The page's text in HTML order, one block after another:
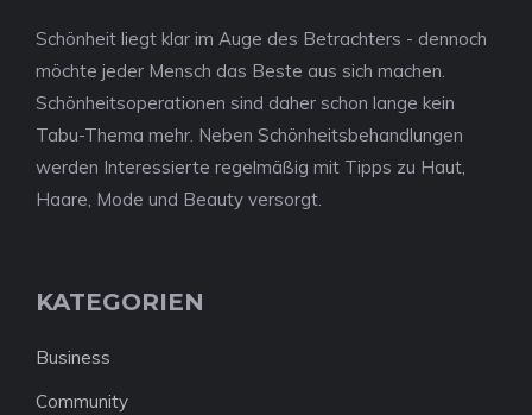
Schönheit liegt klar im Auge des Betrachters - dennoch
möchte jeder Mensch das Beste aus sich machen.
Schönheitsoperationen sind daher schon lange kein
Tabu-Thema mehr. Neben Schönheitsbehandlungen
werden Interessierte regelmäßig mit Tipps zu Haut,
Haare, Mode und Beauty versorgt.
KATEGORIEN
Business
Community